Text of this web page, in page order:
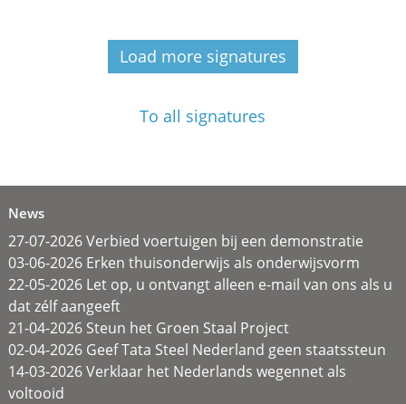
Load more signatures
To all signatures
News
27-07-2026 Verbied voertuigen bij een demonstratie
03-06-2026 Erken thuisonderwijs als onderwijsvorm
22-05-2026 Let op, u ontvangt alleen e-mail van ons als u
dat zélf aangeeft
21-04-2026 Steun het Groen Staal Project
02-04-2026 Geef Tata Steel Nederland geen staatssteun
14-03-2026 Verklaar het Nederlands wegennet als
voltooid